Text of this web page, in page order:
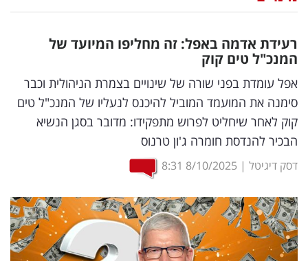
דיגיטל
וטק
שיווק
ופרסום
משפט
מדדים
ומחקרים
דעות
רעידת אדמה באפל: זה מחליפו המיועד של
המנכ"ל טים קוק
אפל עומדת בפני שורה של שינויים בצמרת הניהולית וכבר
סימנה את המועמד המוביל להיכנס לנעליו של המנכ"ל טים
קוק לאחר שיחליט לפרוש מתפקידו: מדובר בסגן הנשיא
הבכיר להנדסת חומרה ג'ון טרנוס
דסק דיגיטל |
8/10/2025
8:31